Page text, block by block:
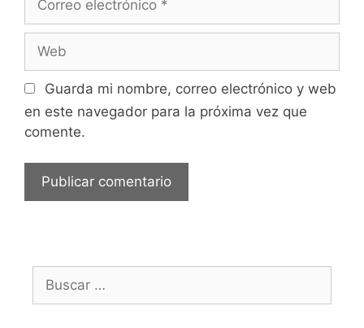
electrónico
Guarda mi nombre, correo electrónico y web
en este navegador para la próxima vez que
comente.
Buscar: